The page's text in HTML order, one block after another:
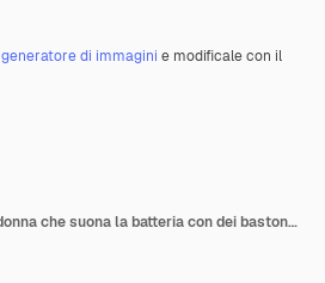
generatore di immagini e modificale con il
Primo piano di una donna che suona la batteria con dei bastoncini durante l'esibizione